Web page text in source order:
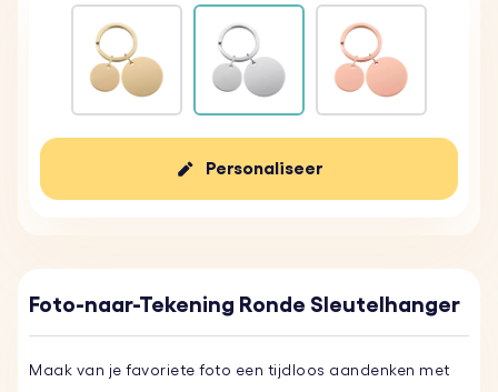
Personaliseer
Foto-naar-Tekening Ronde Sleutelhanger
Maak van je favoriete foto een tijdloos aandenken met